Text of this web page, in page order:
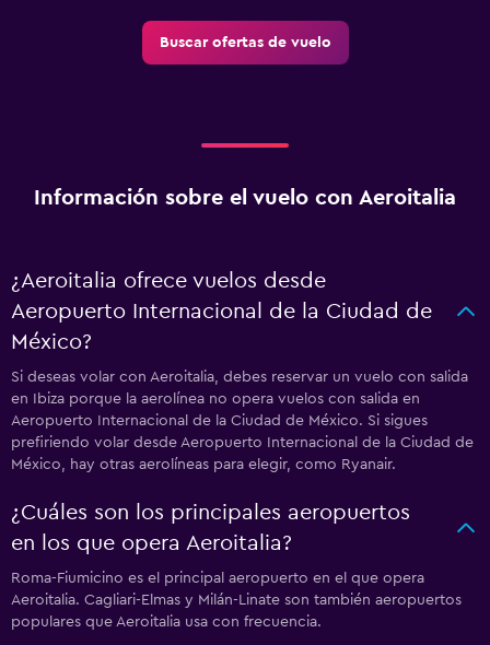
Buscar ofertas de vuelo
Información sobre el vuelo con Aeroitalia
¿Aeroitalia ofrece vuelos desde
Aeropuerto Internacional de la Ciudad de
México?
Si deseas volar con Aeroitalia, debes reservar un vuelo con salida
en Ibiza porque la aerolínea no opera vuelos con salida en
Aeropuerto Internacional de la Ciudad de México. Si sigues
prefiriendo volar desde Aeropuerto Internacional de la Ciudad de
México, hay otras aerolíneas para elegir, como Ryanair.
¿Cuáles son los principales aeropuertos
en los que opera Aeroitalia?
Roma-Fiumicino es el principal aeropuerto en el que opera
Aeroitalia. Cagliari-Elmas y Milán-Linate son también aeropuertos
populares que Aeroitalia usa con frecuencia.